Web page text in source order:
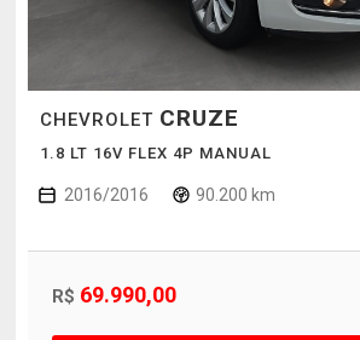
CHEVROLET CRUZE
1.8 LT 16V FLEX 4P MANUAL
2016/2016 90.200 km
R$ 69.990,00